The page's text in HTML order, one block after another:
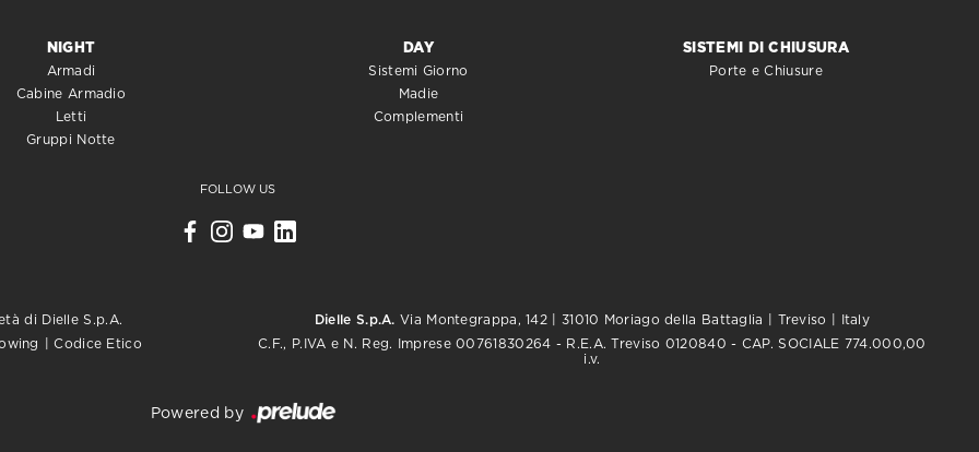
NIGHT
Armadi
Cabine Armadio
Letti
Gruppi Notte
DAY
Sistemi Giorno
Madie
Complementi
SISTEMI DI CHIUSURA
Porte e Chiusure
FOLLOW US
di Dielle S.p.A.
|Codice Etico
Dielle S.p.A. Via Montegrappa, 142 | 31010 Moriago della Battaglia | Treviso | Italy
C.F., P.IVA e N. Reg. Imprese 00761830264 - R.E.A. Treviso 0120840 - CAP. SOCIALE 774.000,00
i.v.
Powered by